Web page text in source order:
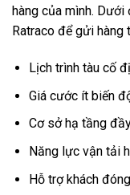
hàng của mình.
Ratraco để gửi hàng
Lịch trình tàu cố
Giá cước ít biến
Cơ sở hạ tầng
Năng lực vận tải
Hỗ trợ khách